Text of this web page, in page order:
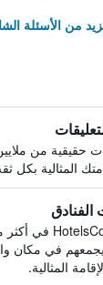
من الأسئلة
حقيقية من
المثالية بكل
في مكان
المثالية.